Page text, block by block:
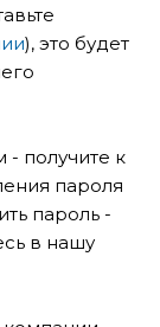
), это будет
- получите к
пароля
пароль -
в нашу